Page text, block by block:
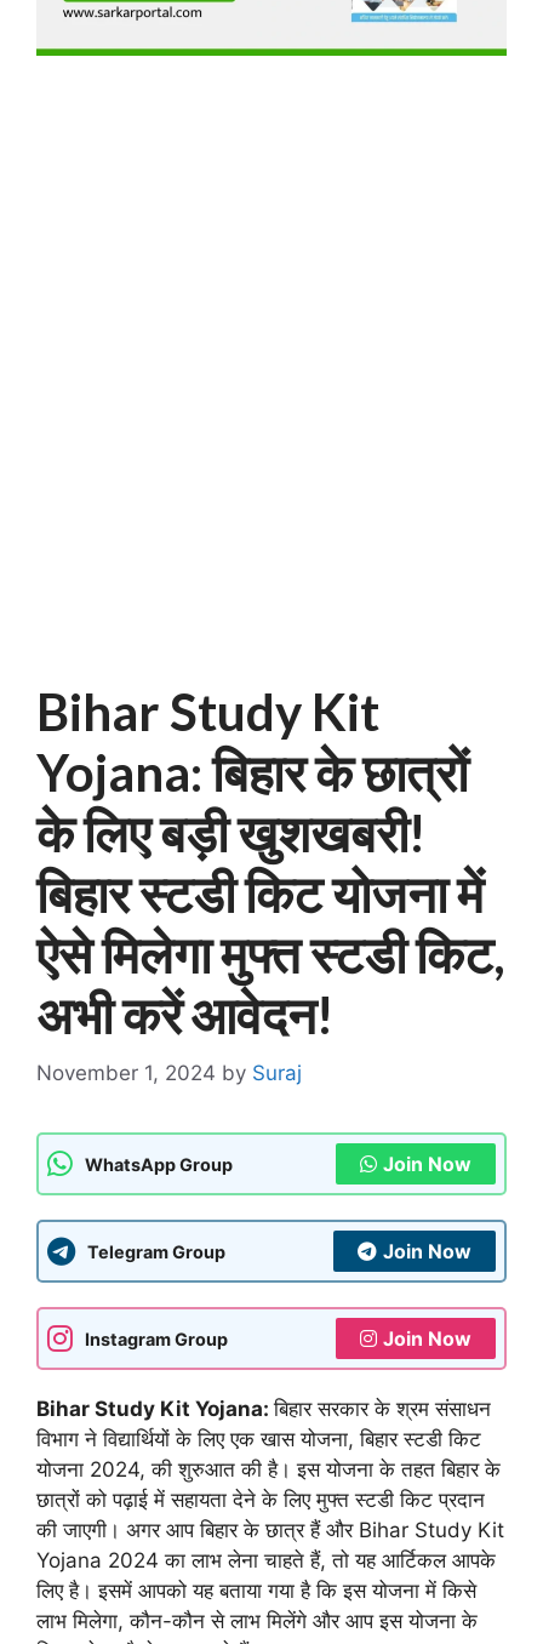
Bihar Study Kit
Yojana: बिहार के छात्रों
के लिए बड़ी खुशखबरी!
बिहार स्टडी किट योजना में
ऐसे मिलेगा मुफ्त स्टडी किट,
अभी करें आवेदन!
November 1, 2024 by Suraj
WhatsApp Group Join Now
Telegram Group Join Now
Instagram Group Join Now
Bihar Study Kit Yojana:बिहार सरकार के श्रम संसाधन
विभाग ने विद्यार्थियों के लिए एक खास योजना, बिहार स्टडी किट
योजना 2024, की शुरुआत की है। इस योजना के तहत बिहार के
छात्रों को पढ़ाई में सहायता देने के लिए मुफ्त स्टडी किट प्रदान
की जाएगी। अगर आप बिहार के छात्र हैं और Bihar Study Kit
Yojana 2024 का लाभ लेना चाहते हैं, तो यह आर्टिकल आपके
लिए है। इसमें आपको यह बताया गया है कि इस योजना में किसे
लाभ मिलेगा, कौन-कौन से लाभ मिलेंगे और आप इस योजना के